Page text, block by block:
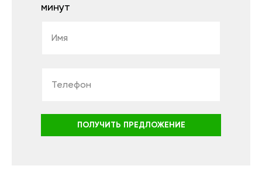
минут
ПОЛУЧИТЬ ПРЕДЛОЖЕНИЕ